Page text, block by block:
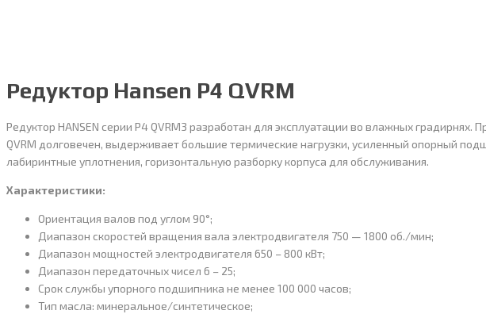
Редуктор Hansen P4 QVRM
Редуктор HANSEN серии Р4 QVRМ3 разработан для эксплуатации во влажных
QVRM долговечен, выдерживает большие термические нагрузки, усиленный опорный
лабиринтные уплотнения, горизонтальную разборку корпуса для обслуживания.
Характеристики:
Ориентация валов под углом 90°;
Диапазон скоростей вращения вала электродвигателя 750 — 1800 об./мин;
Диапазон мощностей электродвигателя 650 – 800 кВт;
Диапазон передаточных чисел 6 – 25;
Cрок службы упорного подшипника не менее 100 000 часов;
Тип масла: минеральное/синтетическое;